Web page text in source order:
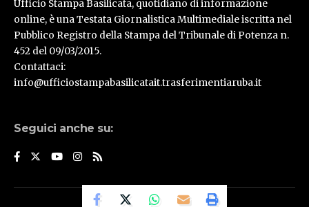
Ufficio Stampa Basilicata, quotidiano di informazione
online, è una Testata Giornalistica Multimediale iscritta nel
Pubblico Registro della Stampa del Tribunale di Potenza n.
452 del 09/03/2015.
Contattaci:
info@ufficiostampabasilicatait.trasferimentiaruba.it
Seguici anche su:
© Ufficio Stampa Basilicata